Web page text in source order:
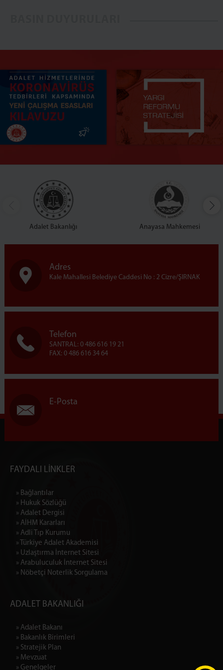
Adalet Bakanlığı Anayasa Mahkemesi
Adres
Kale Mahallesi Belediye Caddesi No : 2 Cizre/ŞIRNAK
Telefon
SANTRAL: 0 486 616 19 21
FAX: 0 486 616 34 64
E-Posta
FAYDALI LİNKLER
» Bağlantılar
» Hukuk Sözlüğü
» Adalet Dergisi
» AİHM Kararları
» Adli Tıp Kurumu
» Türkiye Adalet Akademisi
» Uzlaştırma İnternet Sitesi
» Arabuluculuk İnternet Sitesi
» Nöbetçi Noterlik Sorgulama
ADALET BAKANLIĞI
» Adalet Bakanı
» Bakanlık Birimleri
» Stratejik Plan
» Mevzuat
» Genelgeler